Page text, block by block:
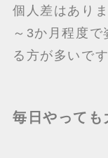
個人差はあり
～3か月程度
る方が多いです
毎日やっても